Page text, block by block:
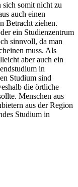
sich somit nicht zu
auch einen
Betracht ziehen.
ein Studienzentrum
sinnvoll, da man
muss. Als
aber auch ein
in
Studium sind
die örtliche
Menschen aus
aus der Region
Studium in